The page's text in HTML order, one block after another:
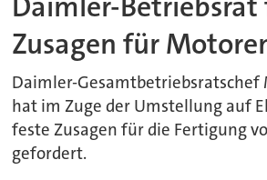
Zusagen für
Daimler-Gesamtbetriebsratschef
hat im Zuge der Umstellung auf
feste Zusagen für die Fertigung
gefordert.